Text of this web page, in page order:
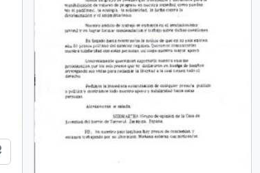
Añadir al portapapeles